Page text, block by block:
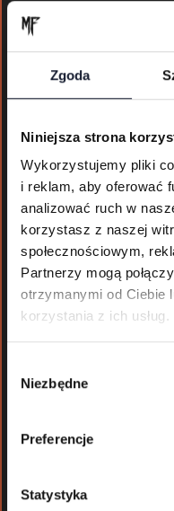
Zgoda
Niniejsza strona
Wykorzystujemy pliki
i reklam, aby oferować
analizować ruch w
korzystasz z naszej
społecznościowym,
Partnerzy mogą
otrzymanymi od Ciebie
korzystania z ich usług.
Niezbędne
Preferencje
Statystyka
Sweden:
Stockholm-
Goteborg,
Oslo-Torp, Oslo-
Stavanger, Tromso,
Denmark:
Finland: